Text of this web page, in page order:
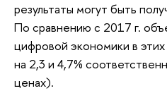
результаты могут быть
По сравнению с 2017 г.
цифровой экономики в этих
на 2,3 и 4,7%
ценах).